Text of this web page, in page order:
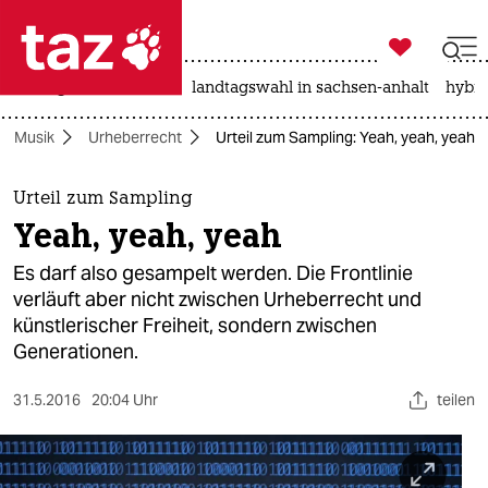
 taz zahl ich
taz zahl ich
themen
politik
öko
gesellschaft
kultur
sport

taz zahl ich
landtagswahl in sachsen-anhalt
Musik Urheberrecht Urteil zum Sampling: Yeah, yeah, yeah
Urteil zum Sampling
Yeah, yeah, yeah
Es darf also gesampelt werden. Die Frontlinie
verläuft aber nicht zwischen Urheberrecht und
künstlerischer Freiheit, sondern zwischen
Generationen.
31.5.2016 20:04 Uhr teilen